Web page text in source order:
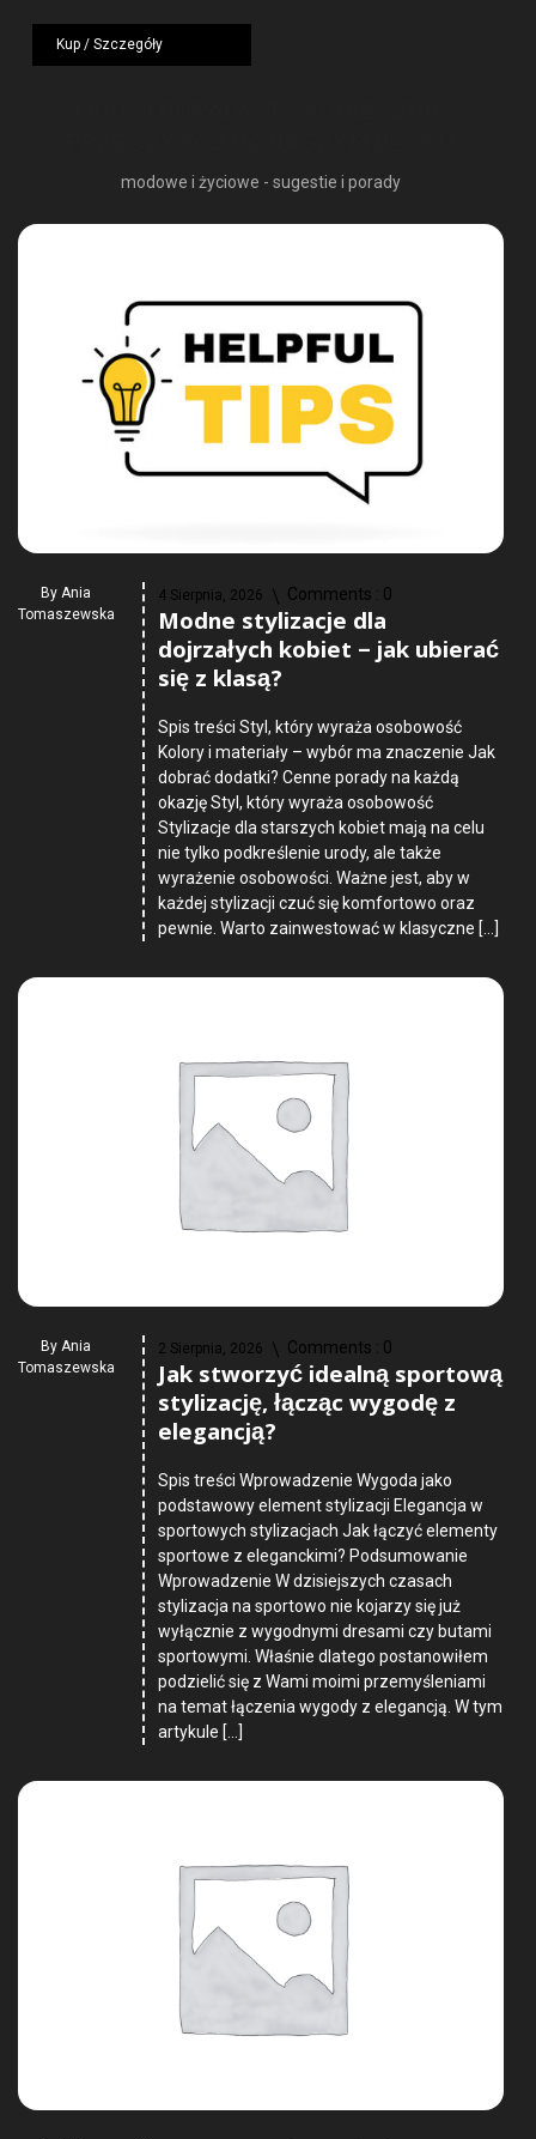
wynosiła:
Kup / Szczegóły
modowe i życiowe - sugestie i porady
By Ania
Tomaszewska
4 Sierpnia, 2026 Comments : 0
Modne stylizacje dla
dojrzałych kobiet – jak ubierać
się z klasą?
Spis treści Styl, który wyraża osobowość
Kolory i materiały – wybór ma znaczenie Jak
dobrać dodatki? Cenne porady na każdą
okazję Styl, który wyraża osobowość
Stylizacje dla starszych kobiet mają na celu
nie tylko podkreślenie urody, ale także
wyrażenie osobowości. Ważne jest, aby w
każdej stylizacji czuć się komfortowo oraz
pewnie. Warto zainwestować w klasyczne […]
By Ania
Tomaszewska
2 Sierpnia, 2026 Comments : 0
Jak stworzyć idealną sportową
stylizację, łącząc wygodę z
elegancją?
Spis treści Wprowadzenie Wygoda jako
podstawowy element stylizacji Elegancja w
sportowych stylizacjach Jak łączyć elementy
sportowe z eleganckimi? Podsumowanie
Wprowadzenie W dzisiejszych czasach
stylizacja na sportowo nie kojarzy się już
wyłącznie z wygodnymi dresami czy butami
sportowymi. Właśnie dlatego postanowiłem
podzielić się z Wami moimi przemyśleniami
na temat łączenia wygody z elegancją. W tym
artykule […]